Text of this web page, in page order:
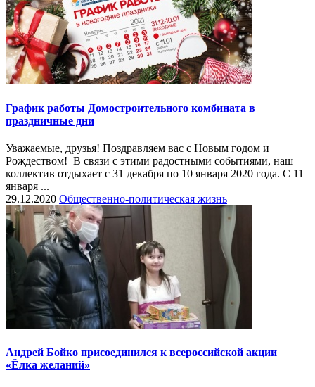
График работы Домостроительного комбината в
праздничные дни
Уважаемые, друзья! Поздравляем вас с Новым годом и
Рождеством! В связи с этими радостными событиями, наш
коллектив отдыхает с 31 декабря по 10 января 2020 года. С 11
января ...
29.12.2020 Общественно-политическая жизнь
Андрей Бойко присоединился к всероссийской акции
«Ёлка желаний»